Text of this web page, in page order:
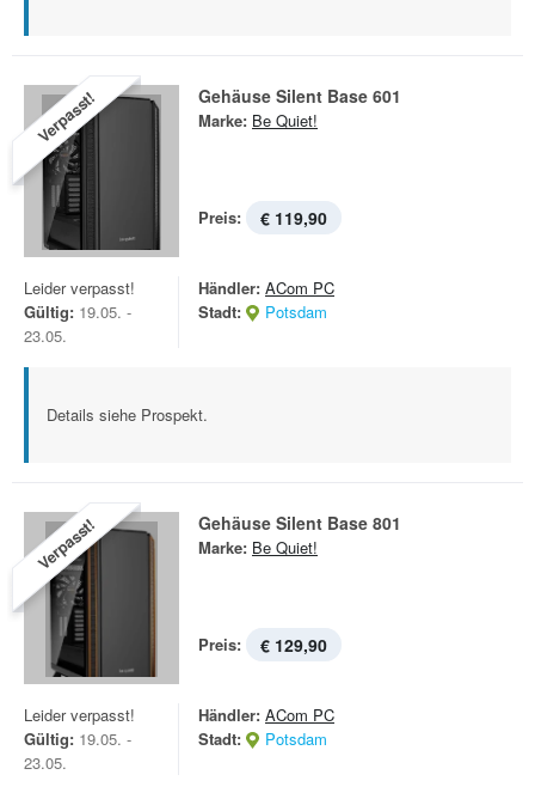
Verpasst! Gehäuse Silent Base 601
Marke: Be Quiet!
Preis: € 119,90
Leider verpasst!
Gültig: 19.05. -
23.05.
Händler: ACom PC
Stadt:
Potsdam
Details siehe Prospekt.
Verpasst! Gehäuse Silent Base 801
Marke: Be Quiet!
Preis: € 129,90
Leider verpasst!
Gültig: 19.05. -
23.05.
Händler: ACom PC
Stadt:
Potsdam